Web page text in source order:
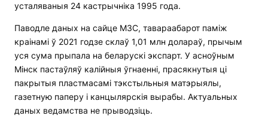
усталяваныя 24 кастрычніка 1995 года.
Паводле даных на сайце МЗС, тавараабарот паміж
краінамі ў 2021 годзе склаў 1,01 млн долараў, прычым
уся сума прыпала на беларускі экспарт. У асноўным
Мінск пастаўляў калійныя ўгнаенні, прасякнутыя ці
пакрытыя пластмасамі тэкстыльныя матэрыялы,
газетную паперу і канцылярскія вырабы. Актуальных
даных ведамства не прыводзіць.